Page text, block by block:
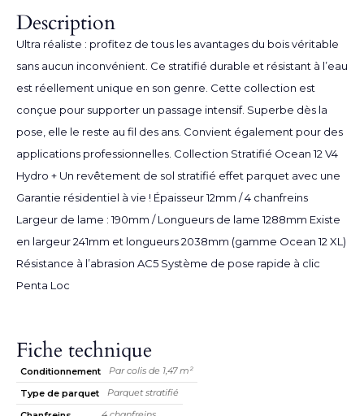
Description
Ultra réaliste : profitez de tous les avantages du bois véritable
sans aucun inconvénient. Ce stratifié durable et résistant à l’eau
est réellement unique en son genre. Cette collection est
conçue pour supporter un passage intensif. Superbe dès la
pose, elle le reste au fil des ans. Convient également pour des
applications professionnelles. Collection Stratifié Ocean 12 V4
Hydro + Un revêtement de sol stratifié effet parquet avec une
Garantie résidentiel à vie ! Épaisseur 12mm / 4 chanfreins
Largeur de lame : 190mm / Longueurs de lame 1288mm Existe
en largeur 241mm et longueurs 2038mm (gamme Ocean 12 XL)
Résistance à l’abrasion AC5 Système de pose rapide à clic
Penta Loc
Fiche technique
Conditionnement
Par colis de 1,47 m²
Type de parquet
Parquet stratifié